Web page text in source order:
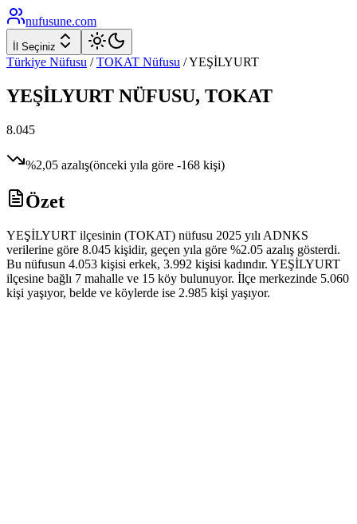
nufusune.com
İl Seçiniz
Türkiye Nüfusu / TOKAT Nüfusu /YEŞİLYURT
YEŞİLYURT NÜFUSU, TOKAT
8.045
%2,05 azalış(önceki yıla göre -168 kişi)
Özet
YEŞİLYURT ilçesinin (TOKAT) nüfusu 2025 yılı ADNKS
verilerine göre 8.045 kişidir, geçen yıla göre %2.05 azalış gösterdi.
Bu nüfusun 4.053 kişisi erkek, 3.992 kişisi kadındır. YEŞİLYURT
ilçesine bağlı 7 mahalle ve 15 köy bulunuyor. İlçe merkezinde 5.060
kişi yaşıyor, belde ve köylerde ise 2.985 kişi yaşıyor.